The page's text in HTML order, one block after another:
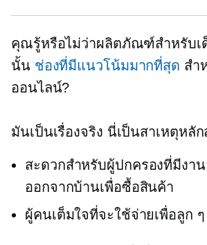
คุณรู้หรือไม่ว่าผลิตภัณฑ์สำหรับเ
นั้น ช่องที่มีแนวโน้มมากที่สุด สำ
ออนไลน์?
มันเป็นเรื่องจริง นี่เป็นสาเหตุหลั
สะดวกสำหรับผู้ปกครองที่มีงา
ออกจากบ้านเพื่อซื้อสินค้า
ผู้คนเต็มใจที่จะใช้จ่ายเพื่อลูก